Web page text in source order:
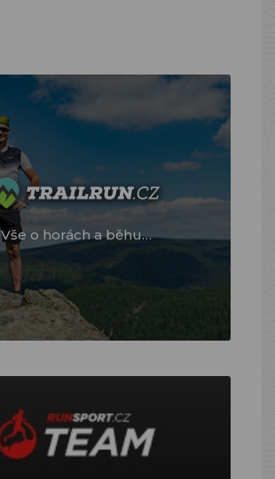
Vše o horách a běhu…